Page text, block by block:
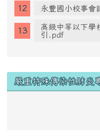
永豐國小校事會
高級中等以下學
引.pdf
右邊區域內容
嚴重特殊傳染性肺炎